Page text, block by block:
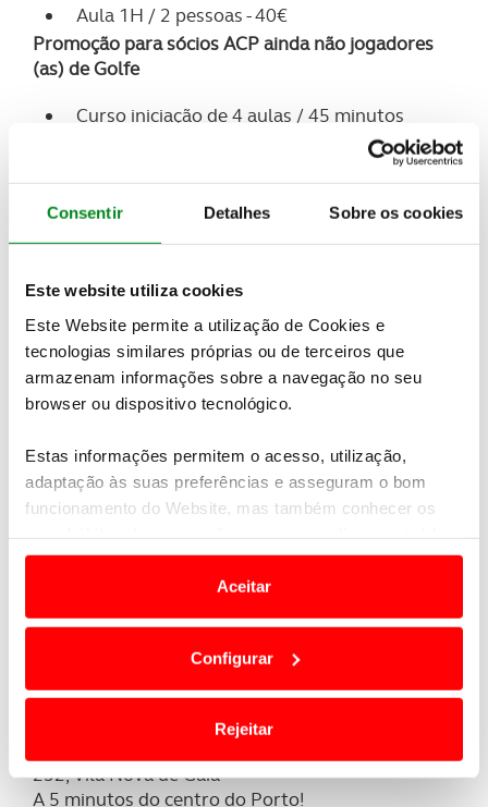
Consentir Detalhes Sobre os cookies
Este website utiliza cookies
Este Website permite a utilização de Cookies e
tecnologias similares próprias ou de terceiros que
armazenam informações sobre a navegação no seu
browser ou dispositivo tecnológico.
Estas informações permitem o acesso, utilização,
adaptação às suas preferências e asseguram o bom
funcionamento do Website, mas também conhecer os
e anúncios de modo a promover produtos e/ou serviços.
Em alguns casos, a utilização destas tecnologias
termos e a todo o tempo as suas preferências e limitando
o acesso a informações durante a navegação no
personalizar conteúdos e anúncios, para lhe proporcionar
Aceitar
Configurar
Rejeitar
Aula 1H / 2 pessoas - 40€
Promoção para sócios ACP ainda não jogadores
(as) de Golfe
Curso iniciação de 4 aulas / 45 minutos
Desconto ACP para clientes e/ou sócios Quinta do
Fojo na adesão ao ACP e ACP Golfe
ACP – oferta joia
ACP Golfe – oferta joia
ACP Golfe – oferta polo exclusivo ACP Golfe
Quinta do Fojo
232, Vila Nova de Gaia
A 5 minutos do centro do Porto!